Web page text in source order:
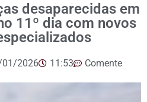
desaparecidas em
11º dia com novos
01/2026 11:53 Comente